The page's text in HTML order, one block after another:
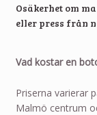
Osäkerhet om
eller press från
Vad kostar en
Priserna varierar
Malmö centrum